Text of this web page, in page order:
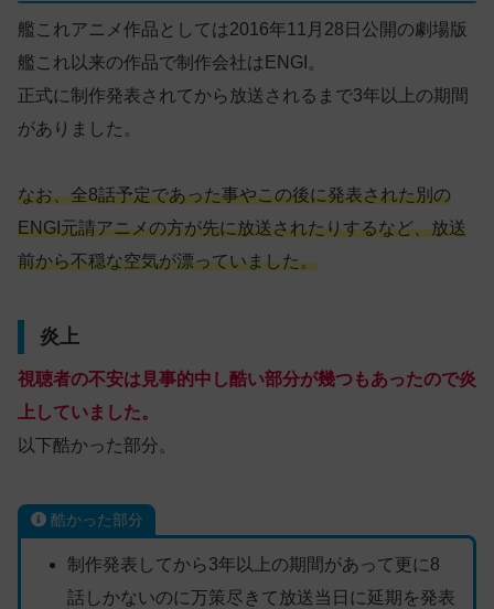
艦これアニメ作品としては2016年11月28日公開の劇場版
艦これ以来の作品で制作会社はENGI。
正式に制作発表されてから放送されるまで3年以上の期間
がありました。
なお、全8話予定であった事やこの後に発表された別の
ENGI元請アニメの方が先に放送されたりするなど、放送
前から不穏な空気が漂っていました。
炎上
視聴者の不安は見事的中し酷い部分が幾つもあったので炎
上していました。
以下酷かった部分。
酷かった部分
制作発表してから3年以上の期間があって更に8
話しかないのに万策尽きて放送当日に延期を発表